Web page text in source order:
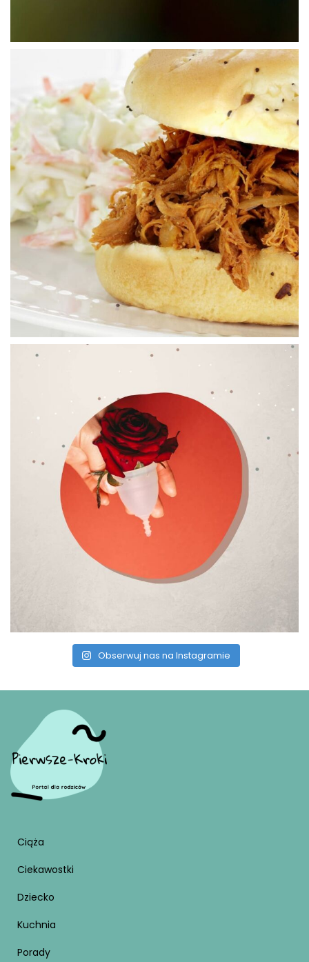
Obserwuj nas na Instagramie
Ciąża
Ciekawostki
Dziecko
Kuchnia
Porady